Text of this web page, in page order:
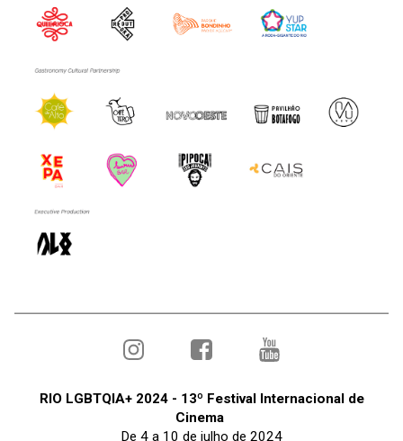
RIO LGBTQIA+ 2024 - 13º Festival Internacional de
Cinema
De 4 a 10 de julho de 2024